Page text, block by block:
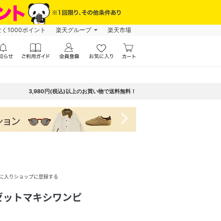
1000ポイント 楽天グループ 楽天市場
3,980円(税込)以上のお買い物で送料無料！
navigate_next
入りショップに登録する
トマキシワンピ